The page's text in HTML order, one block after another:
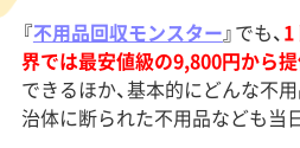
『不用品回収モンスター』でも、 1
界では最安値級の9,800円から提
できるほか、基本的にどんな不
治体に断られた不用品なども当